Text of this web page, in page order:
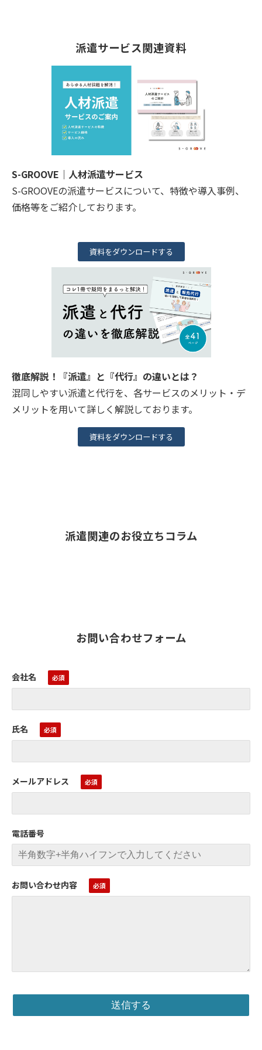
派遣サービス関連資料
S-GROOVE｜人材派遣サービス
S-GROOVEの派遣サービスについて、特徴や導入事例、
価格等をご紹介しております。
資料をダウンロードする
徹底解説！『派遣』と『代行』の違いとは？
混同しやすい派遣と代行を、各サービスのメリット・デ
メリットを用いて詳しく解説しております。
資料をダウンロードする
派遣関連のお役立ちコラム
お問い合わせフォーム
会社名
氏名
メールアドレス
電話番号
お問い合わせ内容